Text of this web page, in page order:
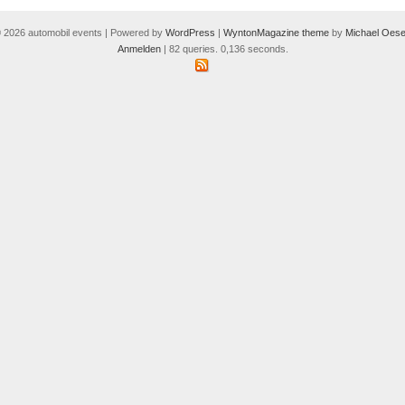
2026 automobil events | Powered by WordPress | WyntonMagazine theme by Michael
Anmelden| 82 queries. 0,136 seconds.